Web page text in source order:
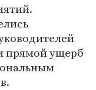
прямой ущерб